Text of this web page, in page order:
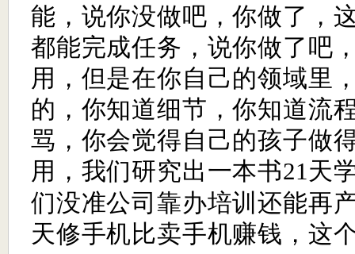
能，说你没做吧，你做了，
都能完成任务，说你做了吧
用，但是在你自己的领域里
的，你知道细节，你知道流
骂，你会觉得自己的孩子做
用，我们研究出一本书21天
们没准公司靠办培训还能再
天修手机比卖手机赚钱，这